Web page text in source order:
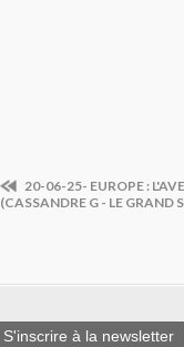
20-06-25- EUROPE :
(CASSANDRE G - LE GRAND
S'inscrire à la newsletter